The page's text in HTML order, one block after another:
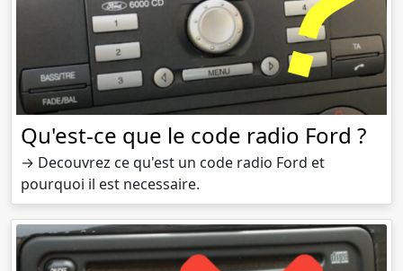
Qu'est-ce que le code radio Ford ?
→ Decouvrez ce qu'est un code radio Ford et
pourquoi il est necessaire.